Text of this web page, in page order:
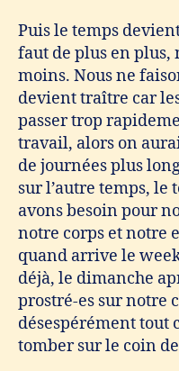
Puis le temps
faut de plus en plus,
moins. Nous ne
devient traître car
passer trop
travail, alors on
de journées plus
sur l’autre temps, le
avons besoin pour
notre corps et notre
quand arrive le
déjà, le dimanche
prostré-es sur notre
désespérément tout
tomber sur le coin